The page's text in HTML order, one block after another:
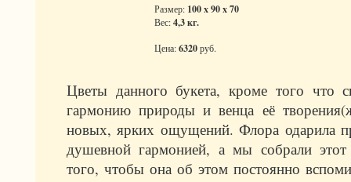
Размер: 100 x 90 x 70
Вес:4,3 кг.
Цена:6320руб.
Цветы данного букета, кроме того что
гармонию природы и венца её
новых, ярких ощущений. Флора одарила
душевной гармонией, а мы собрали
того, чтобы она об этом постоянно